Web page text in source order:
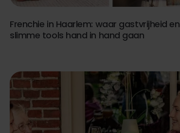
Frenchie in Haarlem: waar gastvrijheid en
slimme tools hand in hand gaan